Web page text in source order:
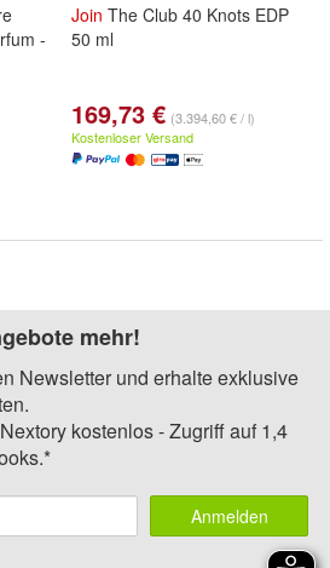
-
Join The Club 40 Knots EDP
50 ml
169,73 € (3.394,60 € / l)
Kostenloser Versand
mehr!
Newsletter und erhalte exklusive
kostenlos - Zugriff auf 1,4
Anmelden